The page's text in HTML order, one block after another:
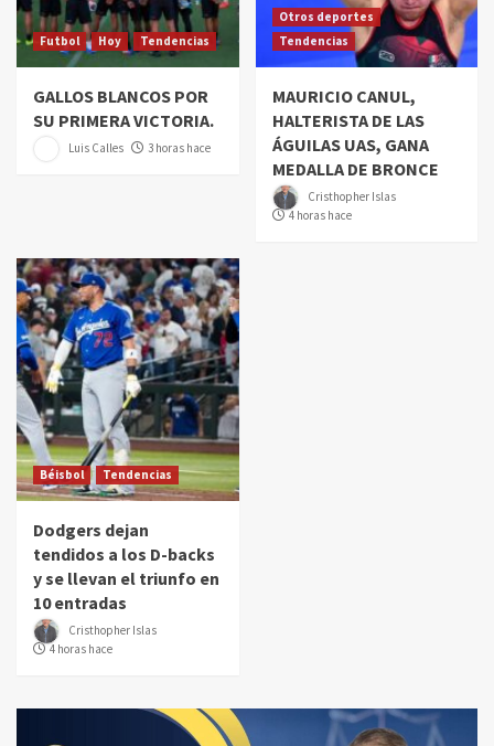
Futbol Hoy Tendencias
GALLOS BLANCOS POR
SU PRIMERA VICTORIA.
Luis Calles 3 horas hace
Otros deportes
Tendencias
MAURICIO CANUL,
HALTERISTA DE LAS
ÁGUILAS UAS, GANA
MEDALLA DE BRONCE
Cristhopher Islas
4 horas hace
Béisbol Tendencias
Dodgers dejan
tendidos a los D-backs
y se llevan el triunfo en
10 entradas
Cristhopher Islas
4 horas hace